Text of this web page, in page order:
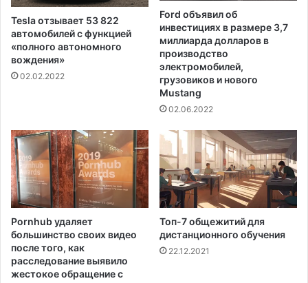
о
т
ы
н
а
ф
п
а
н
д
е
м
и
и
н
ы
х
с
е
т
в
п
о
п
ы
т
к
е
б
о
Tesla отзывает 53 822
автомобилей с функцией
«полного автономного
вождения»
02.02.2022
Ford объявил об
инвестициях в размере 3,7
миллиарда долларов в
производство
электромобилей,
грузовиков и нового
Mustang
02.06.2022
Pornhub удаляет
большинство своих видео
после того, как
расследование выявило
жестокое обращение с
Топ-7 общежитий для
дистанционного обучения
22.12.2021